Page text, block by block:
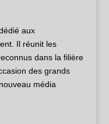
aux
Il réunit les
dans la filière
des grands
média